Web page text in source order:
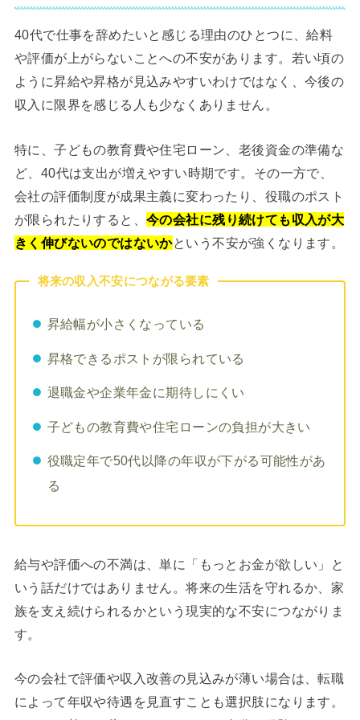
40代で仕事を辞めたいと感じる理由のひとつに、給料
や評価が上がらないことへの不安があります。若い頃の
ように昇給や昇格が見込みやすいわけではなく、今後の
収入に限界を感じる人も少なくありません。
特に、子どもの教育費や住宅ローン、老後資金の準備な
ど、40代は支出が増えやすい時期です。その一方で、
会社の評価制度が成果主義に変わったり、役職のポスト
が限られたりすると、今の会社に残り続けても収入が大
きく伸びないのではないかという不安が強くなります。
将来の収入不安につながる要素
昇給幅が小さくなっている
昇格できるポストが限られている
退職金や企業年金に期待しにくい
子どもの教育費や住宅ローンの負担が大きい
役職定年で50代以降の年収が下がる可能性があ
る
給与や評価への不満は、単に「もっとお金が欲しい」と
いう話だけではありません。将来の生活を守れるか、家
族を支え続けられるかという現実的な不安につながりま
す。
今の会社で評価や収入改善の見込みが薄い場合は、転職
によって年収や待遇を見直すことも選択肢になります。